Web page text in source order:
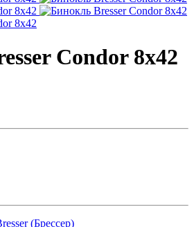
Condor 8x42
(Брессер)